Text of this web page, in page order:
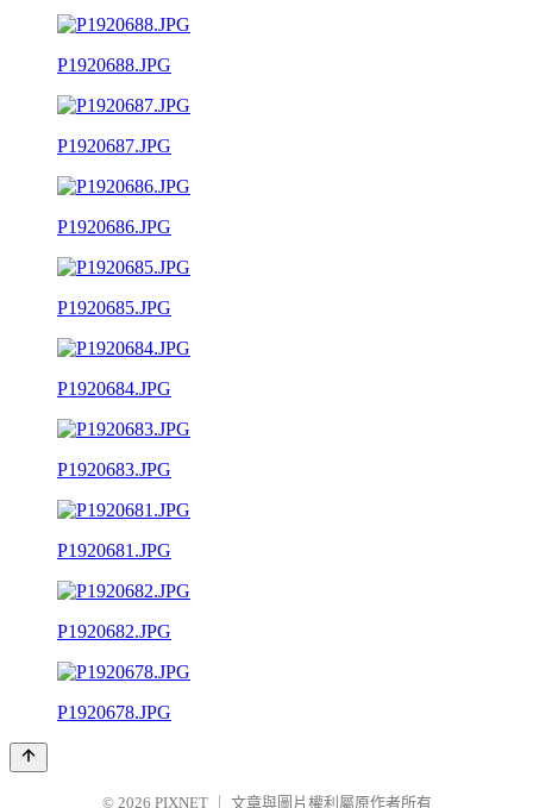
P1920688.JPG
P1920687.JPG
P1920686.JPG
P1920685.JPG
P1920684.JPG
P1920683.JPG
P1920681.JPG
P1920682.JPG
P1920678.JPG
© 2026 PIXNET 文章與圖片權利屬原作者所有